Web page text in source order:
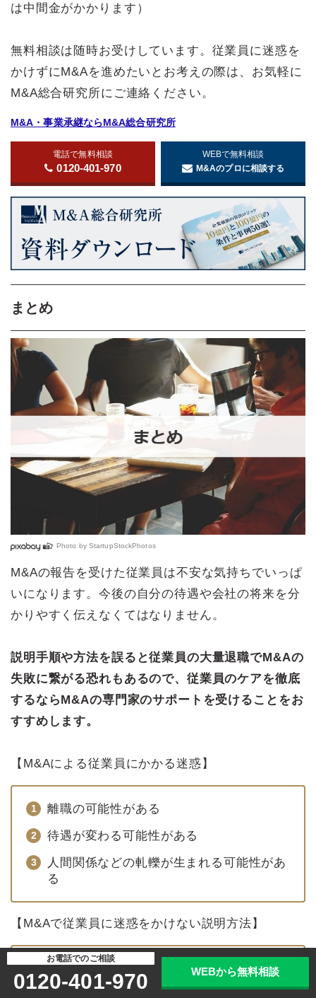
は中間金がかかります）
無料相談は随時お受けしています。従業員に迷惑を
かけずにM&Aを進めたいとお考えの際は、お気軽に
M&A総合研究所にご連絡ください。
M&A・事業承継ならM&A総合研究所
電話で無料相談
0120-401-970
WEBで無料相談
M&Aのプロに相談する
まとめ
Photo by StartupStockPhotos
M&Aの報告を受けた従業員は不安な気持ちでいっぱ
いになります。今後の自分の待遇や会社の将来を分
かりやすく伝えなくてはなりません。
説明手順や方法を誤ると従業員の大量退職でM&Aの
失敗に繋がる恐れもあるので、従業員のケアを徹底
するならM&Aの専門家のサポートを受けることをお
すすめします。
【M&Aによる従業員にかかる迷惑】
離職の可能性がある
待遇が変わる可能性がある
人間関係などの軋轢が生まれる可能性があ
る
【M&Aで従業員に迷惑をかけない説明方法】
役員や管理職などから先に公表していく
お電話でのご相談
0120-401-970 WEBから無料相談